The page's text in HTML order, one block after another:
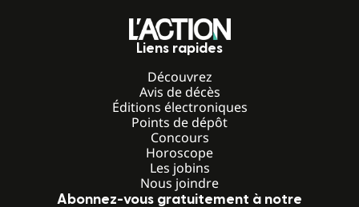
Liens rapides
Découvrez
Avis de décès
Éditions électroniques
Points de dépôt
Concours
Horoscope
Les jobins
Nous joindre
Abonnez-vous gratuitement à notre